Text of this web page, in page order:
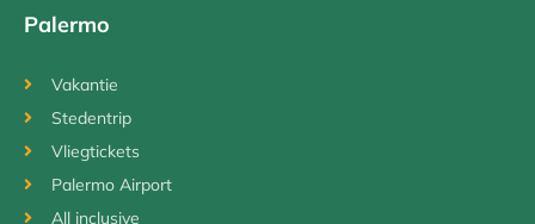
Palermo
Vakantie
Stedentrip
Vliegtickets
Palermo Airport
All inclusive